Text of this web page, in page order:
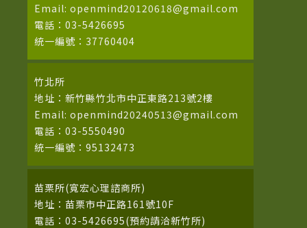
Email: openmind20120618@gmail.com
電話：03-5426695
統一編號：37760404
竹北所
地址：新竹縣竹北市中正東路213號2樓
Email: openmind20240513@gmail.com
電話：03-5550490
統一編號：95132473
苗栗所(寬宏心理諮商所)
地址：苗栗市中正路161號10F
電話：03-5426695(預約請洽新竹所)